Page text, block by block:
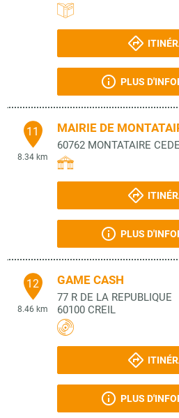
PLUS
11
8.34 km
MAIRIE DE
60762 MONTATAIRE
PLUS
12
8.46 km
GAME CASH
77 R DE LA REPUBLIQUE
60100 CREIL
PLUS